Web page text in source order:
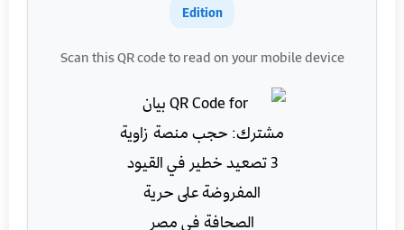
Edition
Scan this QR code to read on your mobile device